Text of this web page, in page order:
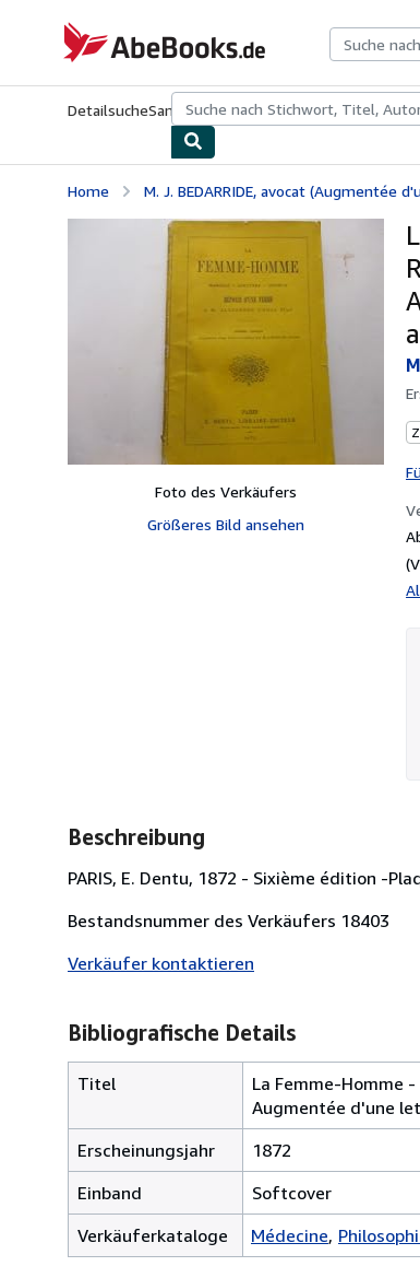
AbeBooks.de
DetailsucheSammlungenAntiquarische Bücher
Home M. J. BEDARRIDE, avocat (Augmentée
Foto des Verkäufers
Größeres Bild ansehen
Beschreibung
PARIS, E. Dentu, 1872 - Sixième édition -
Bestandsnummer des Verkäufers 18403
Verkäufer kontaktieren
Bibliografische Details
Titel
La Femme-Homme
Augmentée d'une
Erscheinungsjahr
1872
Einband
Softcover
Verkäuferkataloge
Médecine